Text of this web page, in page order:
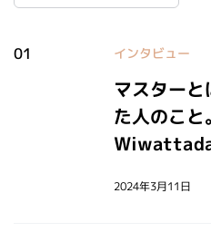
01 インタビュー
マスター
た人のこ
2024年3月11日